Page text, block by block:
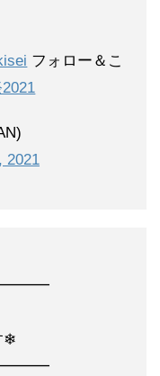
フォロー＆こ
2021
❄